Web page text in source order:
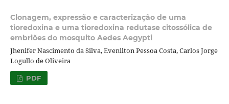
Clonagem, expressão e caracterização de uma
tioredoxina e uma tioredoxina redutase citossólica de
embriões do mosquito Aedes Aegypti
Jhenifer Nascimento da Silva, Evenilton Pessoa Costa, Carlos Jorge
Logullo de Oliveira
PDF